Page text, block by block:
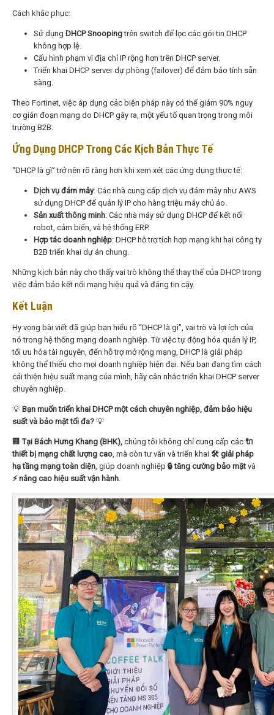
Cách khắc phục:
Sử dụng DHCP Snoopingtrên switch để lọc các gói tin DHCP
không hợp lệ.
Cấu hình phạm vi địa chỉ IP rộng hơn trên DHCP server.
Triển khai DHCP server dự phòng (failover) để đảm bảo tính sẵn
sàng.
Theo Fortinet, việc áp dụng các biện pháp này có thể giảm 90% nguy
cơ gián đoạn mạng do DHCP gây ra, một yếu tố quan trọng trong môi
trường B2B.
Ứng Dụng DHCP Trong Các Kịch Bản Thực Tế
“DHCP là gì” trở nên rõ ràng hơn khi xem xét các ứng dụng thực tế:
Dịch vụ đám mây: Các nhà cung cấp dịch vụ đám mây như AWS
sử dụng DHCP để quản lý IP cho hàng triệu máy chủ ảo.
Sản xuất thông minh: Các nhà máy sử dụng DHCP để kết nối
robot, cảm biến, và hệ thống ERP.
Hợp tác doanh nghiệp: DHCP hỗ trợ tích hợp mạng khi hai công ty
B2B triển khai dự án chung.
Những kịch bản này cho thấy vai trò không thể thay thế của DHCP trong
việc đảm bảo kết nối mạng hiệu quả và đáng tin cậy.
Kết Luận
Hy vọng bài viết đã giúp bạn hiểu rõ “DHCP là gì”, vai trò và lợi ích của
nó trong hệ thống mạng doanh nghiệp. Từ việc tự động hóa quản lý IP,
tối ưu hóa tài nguyên, đến hỗ trợ mở rộng mạng, DHCP là giải pháp
không thể thiếu cho mọi doanh nghiệp hiện đại. Nếu bạn đang tìm cách
cải thiện hiệu suất mạng của mình, hãy cân nhắc triển khai DHCP server
chuyên nghiệp.
💡 Bạn muốn triển khai DHCP một cách chuyên nghiệp, đảm bảo hiệu
suất và bảo mật tối đa? 💡
🏢Tại Bách Hưng Khang (BHK), chúng tôi không chỉ cung cấp các 🔌
thiết bị mạng chất lượng cao , mà còn tư vấn và triển khai 🛠️ giải pháp
hạ tầng mạng toàn diện , giúp doanh nghiệp 🔒 tăng cường bảo mật và
⚡ nâng cao hiệu suất vận hành